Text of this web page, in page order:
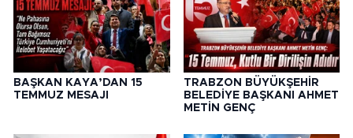
BAŞKAN KAYA’DAN 15
TEMMUZ MESAJI
TRABZON BÜYÜKŞEHİR
BELEDİYE BAŞKANI AHMET
METİN GENÇ